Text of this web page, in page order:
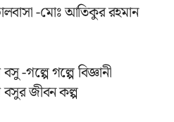
-মোঃ আতিকুর রহমান
-গল্পে গল্পে বিজ্ঞানী
বসুর জীবন কল্প